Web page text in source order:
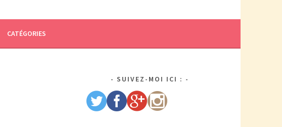
DEUX FOIS PLUS DE TRACAS, MAIS AUSSI DEUX FOIS PLUS D'AMOUR.
CATÉGORIES
SUIVEZ-MOI ICI :